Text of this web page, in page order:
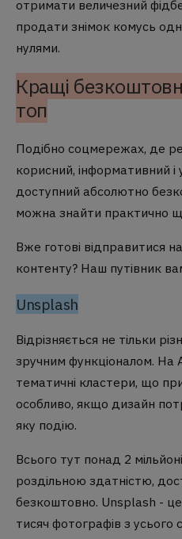
отримати величезний
продати знімок комусь
нулями.
Кращі
топ
Подібно соцмережах, де
корисний, інформативний і
доступний абсолютно
можна знайти практично
Вже готові відправитися
контенту? Наш путівник
Unsplash
Відрізняється не тільки
зручним функціоналом. На
тематичні кластери, що
особливо, якщо дизайн
яку подію.
Всього тут понад 2
роздільною здатністю,
безкоштовно. Unsplash - це
тисяч фотографів з усього